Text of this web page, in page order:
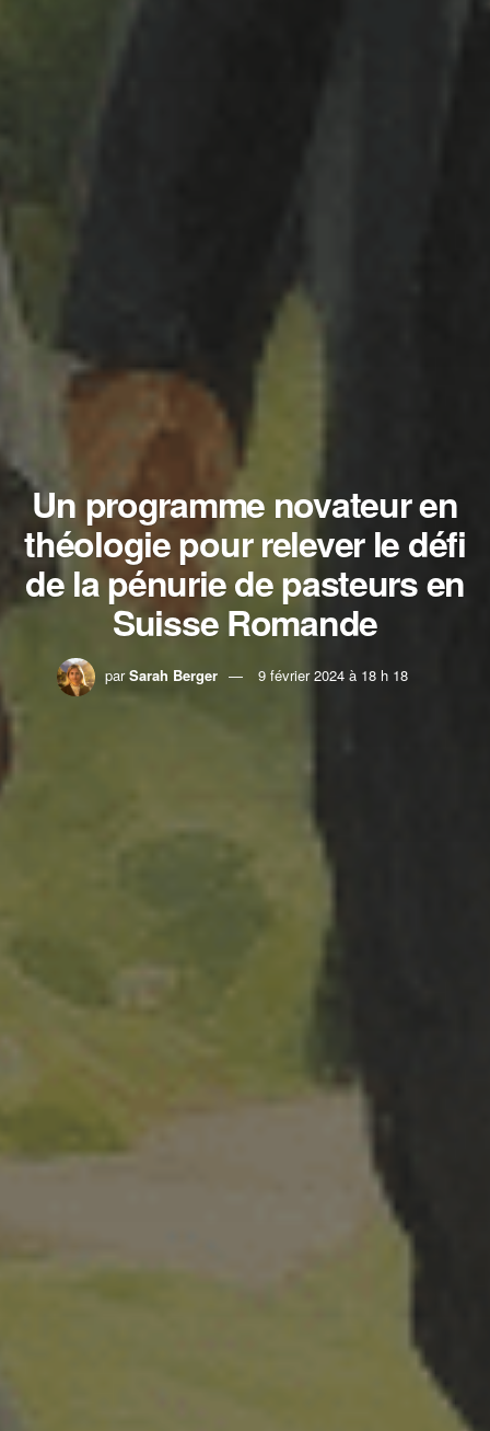
Un programme novateur en
théologie pour relever le défi
de la pénurie de pasteurs en
Suisse Romande
par Sarah Berger 9 février 2024 à 18 h 18